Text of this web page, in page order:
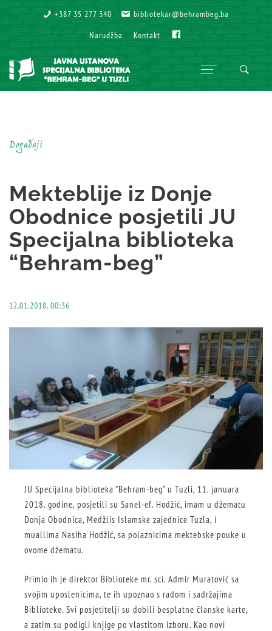
+387 35 277 340
+387 35 277 340 bibliotekar@behrambeg.ba
bibliotekar@behrambeg.ba
Narudžba
Narudžba Kontakt
Kontakt
Događaji
Mekteblije iz Donje
Obodnice posjetili JU
Specijalna biblioteka
“Behram-beg”
12.01.2018. 00:36
JU Specijalna biblioteka ”Behram-beg” u Tuzli, 11. januara
2018. godine, posjetili su Sanel-ef. Hodžić, imam u džematu
Donja Obodnica, Medžlis Islamske zajednice Tuzla, i
muallima Nasiha Hodžić, sa polaznicima mektebske pouke u
ovome džematu.
Primio ih je direktor Biblioteke mr. sci. Admir Muratović sa
svojim uposlenicima, te ih upoznao s radom i sadržajima
Biblioteke. Svi posjetitelji su dobili besplatne članske karte,
a zatim su podigli knjige po vlastitom izboru. Kao novi